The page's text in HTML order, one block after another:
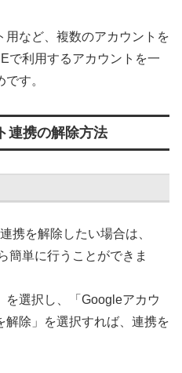
用など、複数のアカウントを
で利用するアカウントを一
す。
連携の解除方法
携を解除したい場合は、
簡単に行うことができま
選択し、「Googleアカウ
解除」を選択すれば、連携を